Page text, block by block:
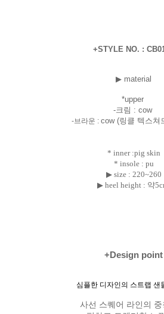
+STYLE NO. :
▶ material
*upper
-크림 : cow
-브라운 : cow (링클 텍스쳐
* inner :pig skin
* insole : pu
▶ size : 220~260
▶ heel height : 약
+Design point
심플한 디자인의 스트랩 샌
사선 스퀘어 라인의 중